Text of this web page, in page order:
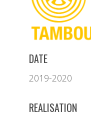
DATE
2019-2020
REALISATION